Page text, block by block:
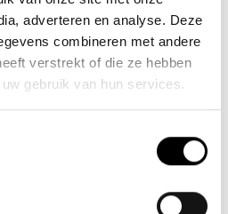
adverteren en analyse. Deze
combineren met andere
verstrekt of die ze hebben
gebruik van hun services.